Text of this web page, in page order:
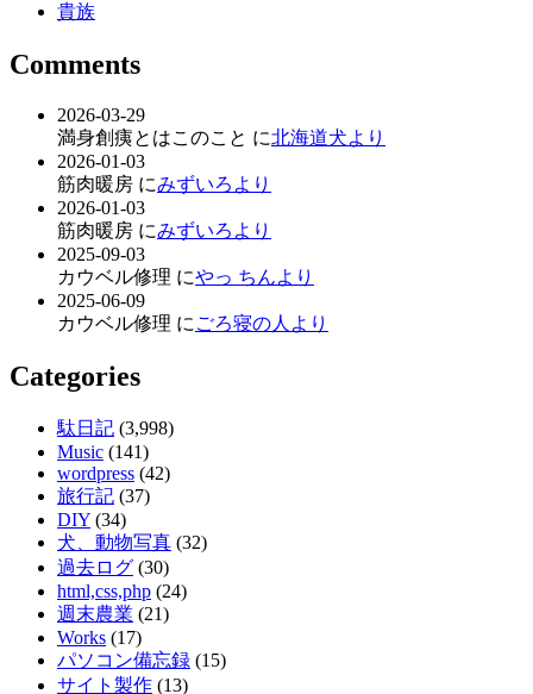
貴族
Comments
2026-03-29
満身創痍とはこのこと に北海道犬より
2026-01-03
筋肉暖房 にみずいろより
2026-01-03
筋肉暖房 にみずいろより
2025-09-03
カウベル修理 にやっ ちんより
2025-06-09
カウベル修理 に ごろ寝の人より
Categories
駄日記 (3,998)
Music (141)
wordpress (42)
旅行記 (37)
DIY (34)
犬、動物写真 (32)
過去ログ (30)
html,css,php (24)
週末農業 (21)
Works (17)
パソコン備忘録 (15)
サイト製作 (13)